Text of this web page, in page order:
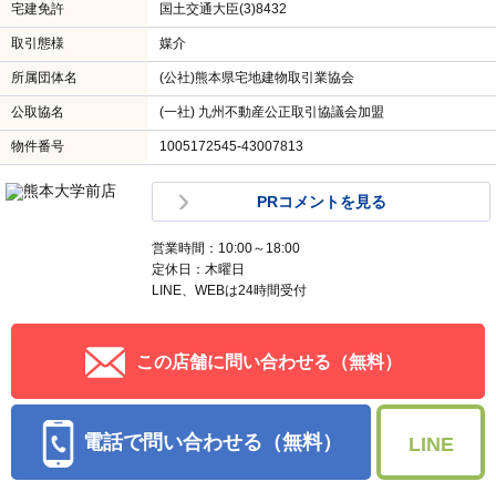
宅建免許 国土交通大臣(3)8432
取引態様 媒介
所属団体名 (公社)熊本県宅地建物取引業協会
公取協名 (一社) 九州不動産公正取引協議会加盟
物件番号 1005172545-43007813
PRコメントを見る
営業時間：10:00～18:00
定休日：木曜日
LINE、WEBは24時間受付
この店舗に問い合わせる（無料）
電話で問い合わせる（無料） LINE